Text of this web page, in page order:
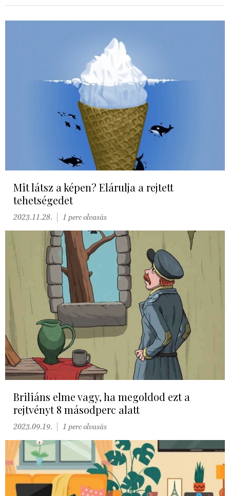
Mit látsz a képen? Elárulja a rejtett
tehetségedet
2023.11.28. 1 perc olvasás
Briliáns elme vagy, ha megoldod ezt a
rejtvényt 8 másodperc alatt
2023.09.19. 1 perc olvasás